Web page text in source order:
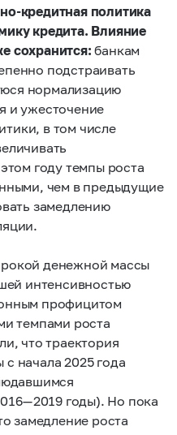
кредитная политика
кредита. Влияние
сохранится:банкам
подстраивать
нормализацию
и ужесточение
в том числе
году темпы роста
чем в предыдущие
замедлению
денежной массы
интенсивностью
профицитом
темпами роста
что траектория
начала 2025 года
— 2019 годы). Но пока
замедление роста